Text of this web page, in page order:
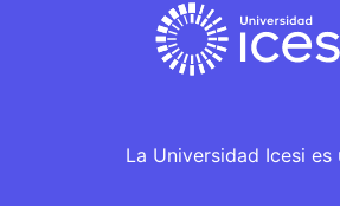
La Universidad Icesi